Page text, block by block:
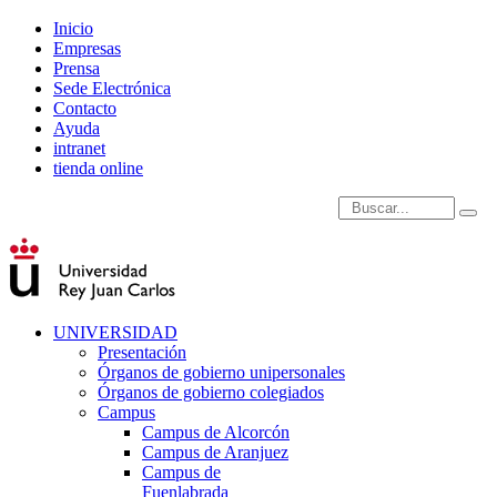
Inicio
Empresas
Prensa
Sede Electrónica
Contacto
Ayuda
intranet
tienda online
Introduce términos de
UNIVERSIDAD
Presentación
Órganos de gobierno unipersonales
Órganos de gobierno colegiados
Campus
Campus de Alcorcón
Campus de Aranjuez
Campus de
Fuenlabrada